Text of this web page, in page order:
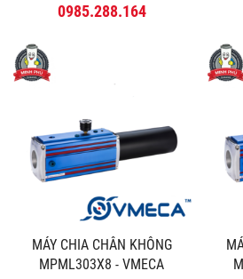
0985.288.164
MÁY CHIA CHÂN KHÔNG
MPML303X8 - VMECA